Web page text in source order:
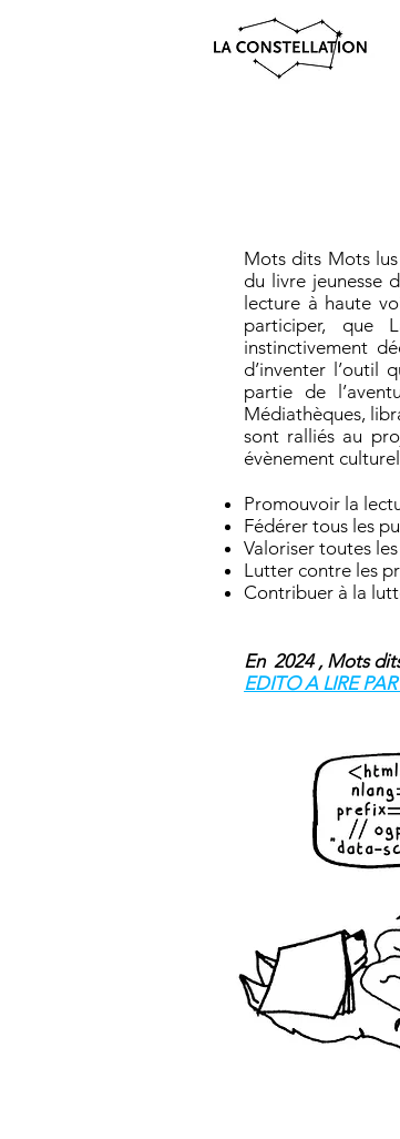
Mots dits Mots
du livre jeunesse
lecture à haute
participer, que
instinctivement
d’inventer l’outil
partie de
Médiathèques,
sont ralliés au
évènement
Promouvoir la
Fédérer tous les
Valoriser toutes
Lutter contre les
Contribuer à la
En 2024 , Mots
EDITO A LIRE